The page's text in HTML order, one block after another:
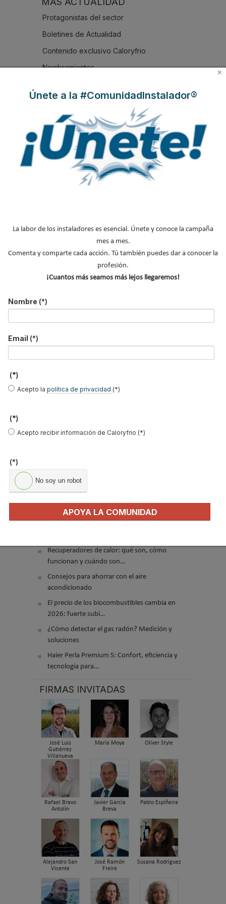
Protagonistas del sector
Boletines de Actualidad
Contenido exclusivo Caloryfrio
Nombramientos
Nuestras portadas
Reportajes de mercado
NOTICIAS DESTACADAS
Suscríbete a
nuestros boletines
Email *
Ocupación
*
Recuperadores de calor: qué son, cómo
funcionan y cuándo son…
Consejos para ahorrar con el aire
acondicionado
El precio de los biocombustibles cambia en
2026: fuerte subi…
¿Cómo detectar el gas radón? Medición y
soluciones
Haier Perla Premium S: Confort, eficiencia y
tecnología para…
FIRMAS INVITADAS
José Luis
Gutiérrez
Villanueva
María Moya Oliver Style
Rafael Bravo
Antolín
Javier García
Breva
Pablo Espiñeira
Alejandro San
Vicente
José Ramón
Freire
Susana Rodriguez
×
Únete a la #ComunidadInstalador®
La labor de los instaladores es esencial. Únete y conoce la campaña
mes a mes.
Comenta y comparte cada acción. Tú también puedes dar a conocer la
profesión.
¡Cuantos más seamos más lejos llegaremos!
Nombre (*)
Email (*)
(*)
Acepto la política de privacidad (*)
(*)
Acepto recibir información de Caloryfrio (*)
(*)
No soy un robot
APOYA LA COMUNIDAD